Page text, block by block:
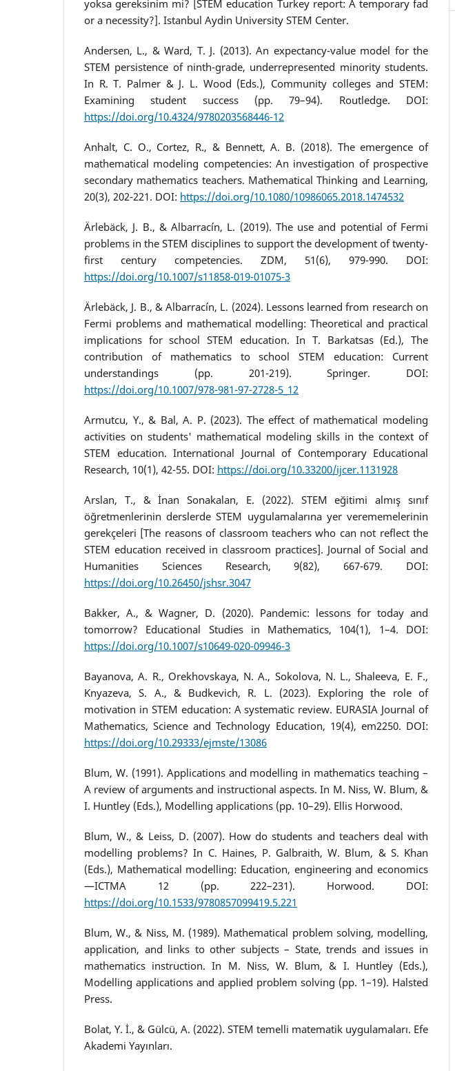
yoksa gereksinim mi? [STEM education Turkey report: A temporary fad
or a necessity?]. Istanbul Aydin University STEM Center.
Andersen, L., & Ward, T. J. (2013). An expectancy-value model for the
STEM persistence of ninth-grade, underrepresented minority students.
In R. T. Palmer & J. L. Wood (Eds.), Community colleges and STEM:
Examining student success (pp. 79–94). Routledge. DOI:
https://doi.org/10.4324/9780203568446-12
Anhalt, C. O., Cortez, R., & Bennett, A. B. (2018). The emergence of
mathematical modeling competencies: An investigation of prospective
secondary mathematics teachers. Mathematical Thinking and Learning,
20(3), 202-221. DOI: https://doi.org/10.1080/10986065.2018.1474532
Ärlebäck, J. B., & Albarracín, L. (2019). The use and potential of Fermi
problems in the STEM disciplines to support the development of twenty-
first century competencies. ZDM, 51(6), 979-990. DOI:
https://doi.org/10.1007/s11858-019-01075-3
Ärlebäck, J. B., & Albarracín, L. (2024). Lessons learned from research on
Fermi problems and mathematical modelling: Theoretical and practical
implications for school STEM education. In T. Barkatsas (Ed.), The
contribution of mathematics to school STEM education: Current
understandings (pp. 201-219). Springer. DOI:
https://doi.org/10.1007/978-981-97-2728-5_12
Armutcu, Y., & Bal, A. P. (2023). The effect of mathematical modeling
activities on students' mathematical modeling skills in the context of
STEM education. International Journal of Contemporary Educational
Research, 10(1), 42-55. DOI: https://doi.org/10.33200/ijcer.1131928
Arslan, T., & İnan Sonakalan, E. (2022). STEM eğitimi almış sınıf
öğretmenlerinin derslerde STEM uygulamalarına yer verememelerinin
gerekçeleri [The reasons of classroom teachers who can not reflect the
STEM education received in classroom practices]. Journal of Social and
Humanities Sciences Research, 9(82), 667-679. DOI:
https://doi.org/10.26450/jshsr.3047
Bakker, A., & Wagner, D. (2020). Pandemic: lessons for today and
tomorrow? Educational Studies in Mathematics, 104(1), 1–4. DOI:
https://doi.org/10.1007/s10649-020-09946-3
Bayanova, A. R., Orekhovskaya, N. A., Sokolova, N. L., Shaleeva, E. F.,
Knyazeva, S. A., & Budkevich, R. L. (2023). Exploring the role of
motivation in STEM education: A systematic review. EURASIA Journal of
Mathematics, Science and Technology Education, 19(4), em2250. DOI:
https://doi.org/10.29333/ejmste/13086
Blum, W. (1991). Applications and modelling in mathematics teaching –
A review of arguments and instructional aspects. In M. Niss, W. Blum, &
I. Huntley (Eds.), Modelling applications (pp. 10–29). Ellis Horwood.
Blum, W., & Leiss, D. (2007). How do students and teachers deal with
modelling problems? In C. Haines, P. Galbraith, W. Blum, & S. Khan
(Eds.), Mathematical modelling: Education, engineering and economics
—ICTMA 12 (pp. 222–231). Horwood. DOI:
https://doi.org/10.1533/9780857099419.5.221
Blum, W., & Niss, M. (1989). Mathematical problem solving, modelling,
application, and links to other subjects – State, trends and issues in
mathematics instruction. In M. Niss, W. Blum, & I. Huntley (Eds.),
Modelling applications and applied problem solving (pp. 1–19). Halsted
Press.
Bolat, Y. İ., & Gülcü, A. (2022). STEM temelli matematik uygulamaları. Efe
Akademi Yayınları.